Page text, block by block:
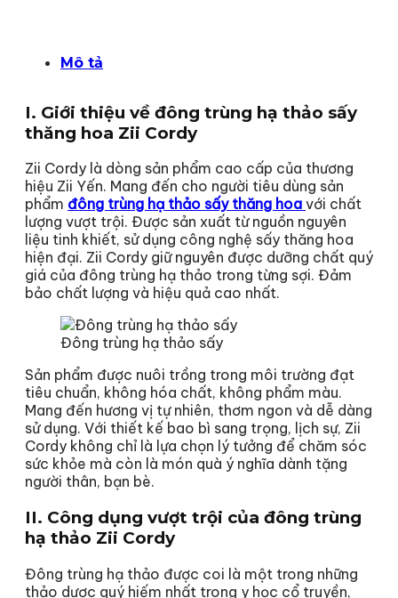
Mô tả
I. Giới thiệu về đông trùng hạ thảo sấy
thăng hoa Zii Cordy
Zii Cordy là dòng sản phẩm cao cấp của thương
hiệu Zii Yến. Mang đến cho người tiêu dùng sản
phẩm đông trùng hạ thảo sấy thăng hoa với chất
lượng vượt trội. Được sản xuất từ nguồn nguyên
liệu tinh khiết, sử dụng công nghệ sấy thăng hoa
hiện đại. Zii Cordy giữ nguyên được dưỡng chất quý
giá của đông trùng hạ thảo trong từng sợi. Đảm
bảo chất lượng và hiệu quả cao nhất.
Đông trùng hạ thảo sấy
Sản phẩm được nuôi trồng trong môi trường đạt
tiêu chuẩn, không hóa chất, không phẩm màu.
Mang đến hương vị tự nhiên, thơm ngon và dễ dàng
sử dụng. Với thiết kế bao bì sang trọng, lịch sự, Zii
Cordy không chỉ là lựa chọn lý tưởng để chăm sóc
sức khỏe mà còn là món quà ý nghĩa dành tặng
người thân, bạn bè.
II. Công dụng vượt trội của đông trùng
hạ thảo Zii Cordy
Đông trùng hạ thảo được coi là một trong những
thảo dược quý hiếm nhất trong y học cổ truyền,